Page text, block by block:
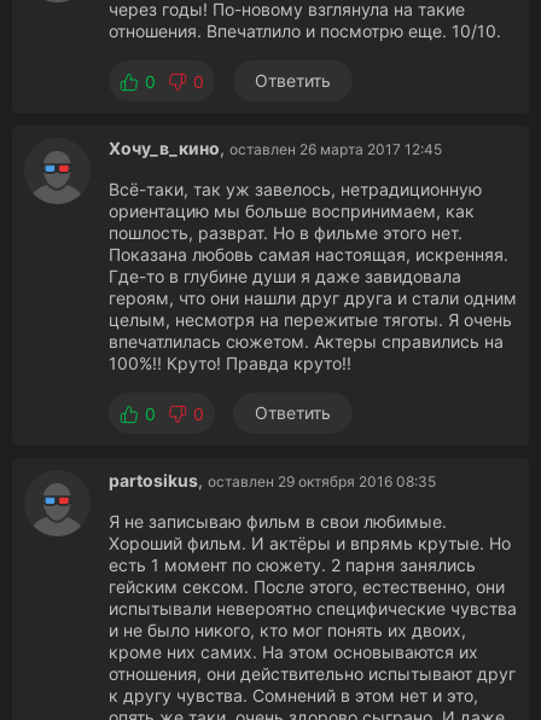
через годы! По-новому взглянула на такие
отношения. Впечатлило и посмотрю еще. 10/10.
0 0 Ответить
Хочу_в_кино, оставлен 26 марта 2017 12:45
Всё-таки, так уж завелось, нетрадиционную
ориентацию мы больше воспринимаем, как
пошлость, разврат. Но в фильме этого нет.
Показана любовь самая настоящая, искренняя.
Где-то в глубине души я даже завидовала
героям, что они нашли друг друга и стали одним
целым, несмотря на пережитые тяготы. Я очень
впечатлилась сюжетом. Актеры справились на
100%!! Круто! Правда круто!!
0 0 Ответить
partosikus, оставлен 29 октября 2016 08:35
Я не записываю фильм в свои любимые.
Хороший фильм. И актёры и впрямь крутые. Но
есть 1 момент по сюжету. 2 парня занялись
гейским сексом. После этого, естественно, они
испытывали невероятно специфические чувства
и не было никого, кто мог понять их двоих,
кроме них самих. На этом основываются их
отношения, они действительно испытывают друг
к другу чувства. Сомнений в этом нет и это,